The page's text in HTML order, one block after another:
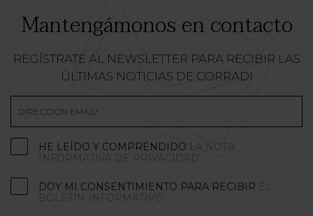
Mantengámonos en contacto
REGÍSTRATE AL NEWSLETTER PARA RECIBIR LAS
ÚLTIMAS NOTICIAS DE CORRADI
HE LEÍDO Y COMPRENDIDO LA NOTA
INFORMATIVA DE PRIVACIDAD
DOY MI CONSENTIMIENTO PARA RECIBIR EL
BOLETÍN INFORMATIVO